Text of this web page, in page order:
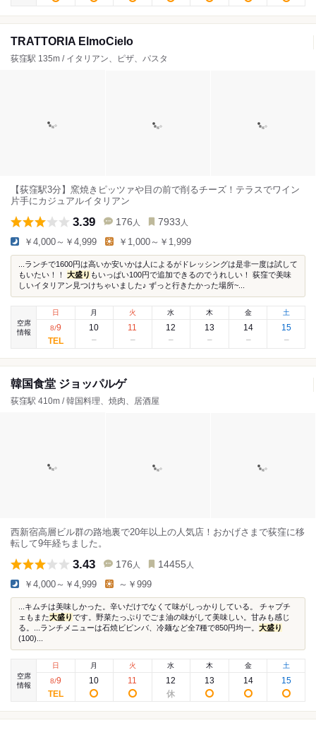
TRATTORIA ElmoCielo
荻窪駅 135m / イタリアン、ピザ、パスタ
【荻窪駅3分】窯焼きピッツァや目の前で削るチーズ！テラスでワイン
片手にカジュアルイタリアン
3.39 176 人 7933 人
￥4,000～￥4,999 ￥1,000～￥1,999
...ランチで1600円は高いか安いかは人によるがドレッシングは是非一度は試して
もいたい！！ 大盛り もいっぱい100円で追加できるのでうれしい！ 荻窪で美味
しいイタリアン見つけちゃいました♪ ずっと行きたかった場所~...
空席
情報
日
8/9
月
10
火
11
水
12
木
13
金
14
土
15
韓国食堂 ジョッパルゲ
荻窪駅 410m / 韓国料理、焼肉、居酒屋
西新宿高層ビル群の路地裏で20年以上の人気店！おかげさまで荻窪に移
転して9年経ちました。
3.43 176 人 14455 人
￥4,000～￥4,999 ～￥999
...キムチは美味しかった。辛いだけでなくて味がしっかりしている。 チャプチ
ェもまた大盛りです。野菜たっぷりでごま油の味がして美味しい。甘みも感じ
る。...ランチメニューは石焼ビビンバ、冷麺など全7種で850円均一。 大盛り
(100)...
空席
情報
日
8/9
月
10
火
11
水
12
木
13
金
14
土
15